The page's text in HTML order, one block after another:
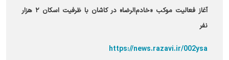
آغاز فعالیت موکب «خادم‌الرضا» در کاشان با ظرفیت اسکان ۲ هزار
نفر
https://news.razavi.ir/002ysa